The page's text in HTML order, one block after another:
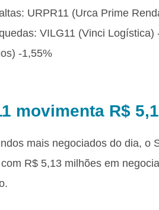
URPR11 (Urca Prime
VILG11 (Vinci Logística)
-1,55%
movimenta R$
mais negociados do dia, o
R$ 5,13 milhões em